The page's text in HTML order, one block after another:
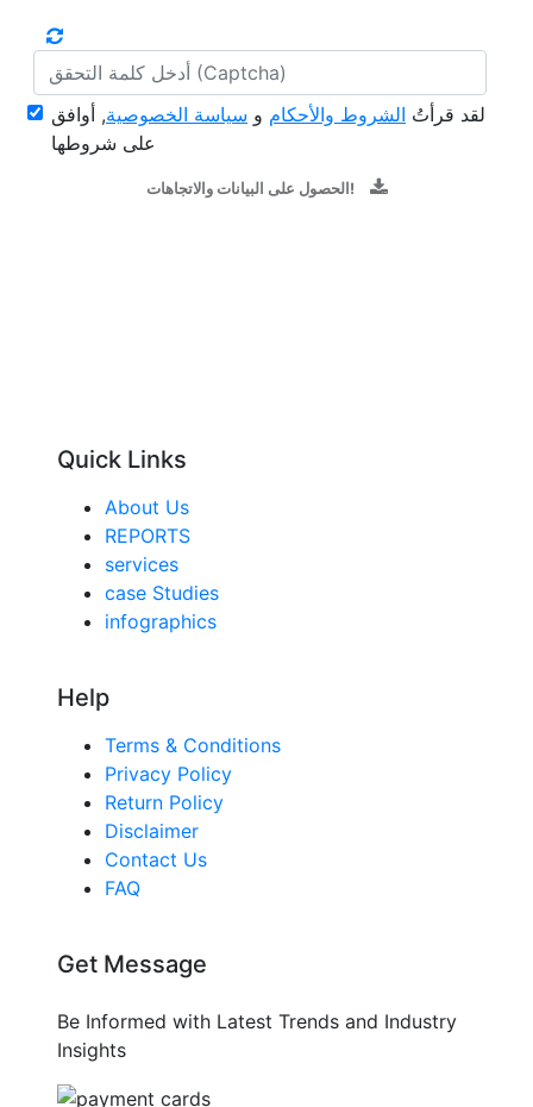
لقد قرأتُ الشروط والأحكام و سياسة الخصوصية, أوافق
على شروطها
الحصول على البيانات والاتجاهات!
Quick Links
About Us
REPORTS
services
case Studies
infographics
Help
Terms & Conditions
Privacy Policy
Return Policy
Disclaimer
Contact Us
FAQ
Get Message
Be Informed with Latest Trends and Industry
Insights